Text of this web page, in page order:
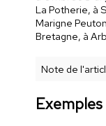
La Potherie, à
Marigne
Bretagne, à
Note de